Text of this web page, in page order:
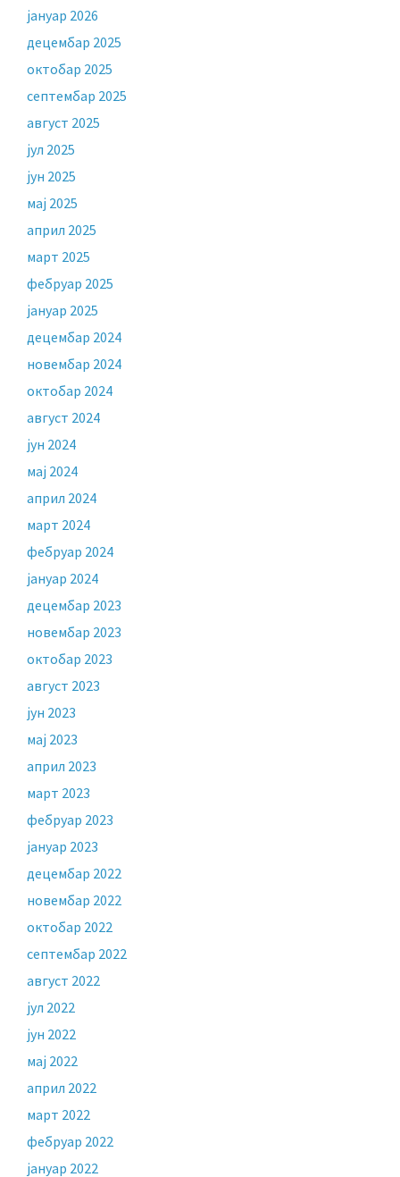
јануар 2026
децембар 2025
октобар 2025
септембар 2025
август 2025
јул 2025
јун 2025
мај 2025
април 2025
март 2025
фебруар 2025
јануар 2025
децембар 2024
новембар 2024
октобар 2024
август 2024
јун 2024
мај 2024
април 2024
март 2024
фебруар 2024
јануар 2024
децембар 2023
новембар 2023
октобар 2023
август 2023
јун 2023
мај 2023
април 2023
март 2023
фебруар 2023
јануар 2023
децембар 2022
новембар 2022
октобар 2022
септембар 2022
август 2022
јул 2022
јун 2022
мај 2022
април 2022
март 2022
фебруар 2022
јануар 2022